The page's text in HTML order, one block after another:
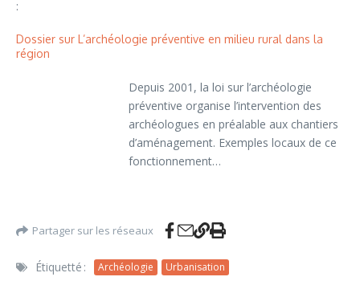
:
Dossier sur L’archéologie préventive en milieu rural dans la
région
Depuis 2001, la loi sur l’archéologie
préventive organise l’intervention des
archéologues en préalable aux chantiers
d’aménagement. Exemples locaux de ce
fonctionnement…
Partager sur les réseaux
Étiquetté : Archéologie Urbanisation